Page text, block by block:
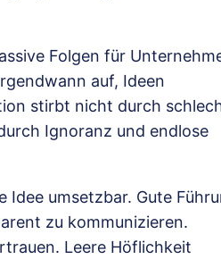
Folgen für
auf, Ideen
stirbt nicht durch
Ignoranz und endlose
Idee umsetzbar. Gute
zu kommunizieren.
Leere Höflichkeit